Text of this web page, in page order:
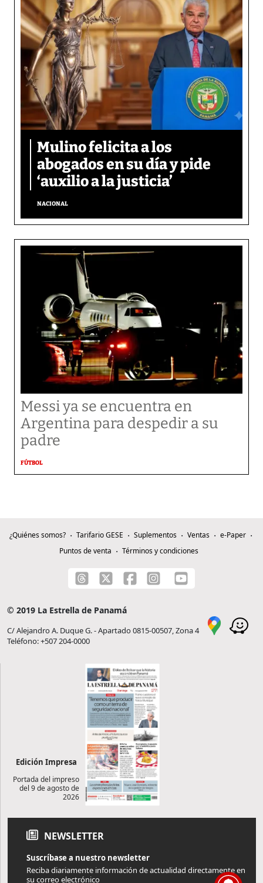
Mulino felicita a los
abogados en su día y pide
‘auxilio a la justicia’
NACIONAL
Messi ya se encuentra en
Argentina para despedir a su
padre
FÚTBOL
¿Quiénes somos? Tarifario GESE Suplementos Ventas
e-Paper
Puntos de venta
Términos y condiciones
© 2019 La Estrella de Panamá
C/ Alejandro A. Duque G. - Apartado 0815-00507, Zona 4
Teléfono: +507 204-0000
Edición Impresa
Portada del impreso
del 9 de agosto de
2026
NEWSLETTER
Suscríbase a nuestro newsletter
Reciba diariamente información de actualidad directamente en
su correo electrónico